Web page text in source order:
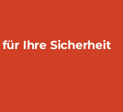
Ihre Sicherheit